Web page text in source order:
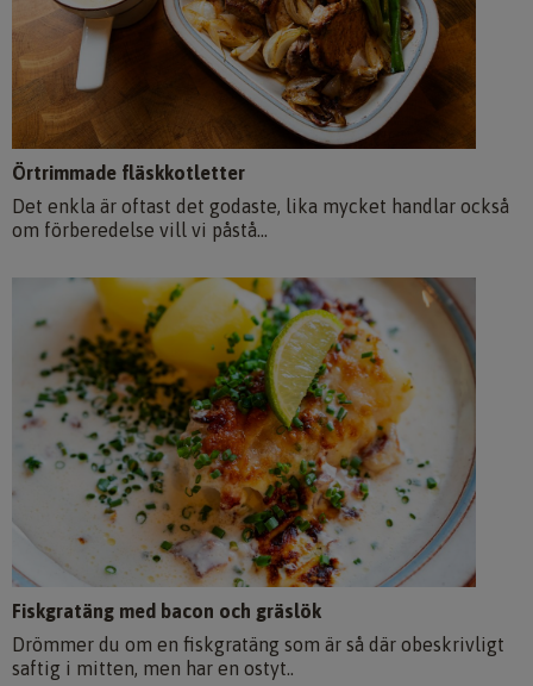
Örtrimmade fläskkotletter
Det enkla är oftast det godaste, lika mycket handlar också
om förberedelse vill vi påstå...
Fiskgratäng med bacon och gräslök
Drömmer du om en fiskgratäng som är så där obeskrivligt
saftig i mitten, men har en ostyt..